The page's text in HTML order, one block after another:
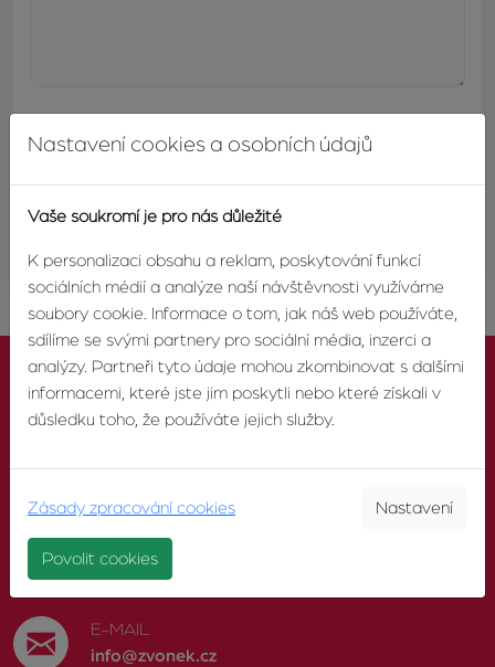
603 246 680
E-MAIL
info@zvonek.cz
Nastavení cookies a osobních údajů
Vaše soukromí je pro nás důležité
K personalizaci obsahu a reklam, poskytování funkcí
sociálních médií a analýze naší návštěvnosti využíváme
soubory cookie. Informace o tom, jak náš web používáte,
sdílíme se svými partnery pro sociální média, inzerci a
analýzy. Partneři tyto údaje mohou zkombinovat s dalšími
informacemi, které jste jim poskytli nebo které získali v
důsledku toho, že používáte jejich služby.
Zásady zpracování cookies Nastavení
Povolit cookies